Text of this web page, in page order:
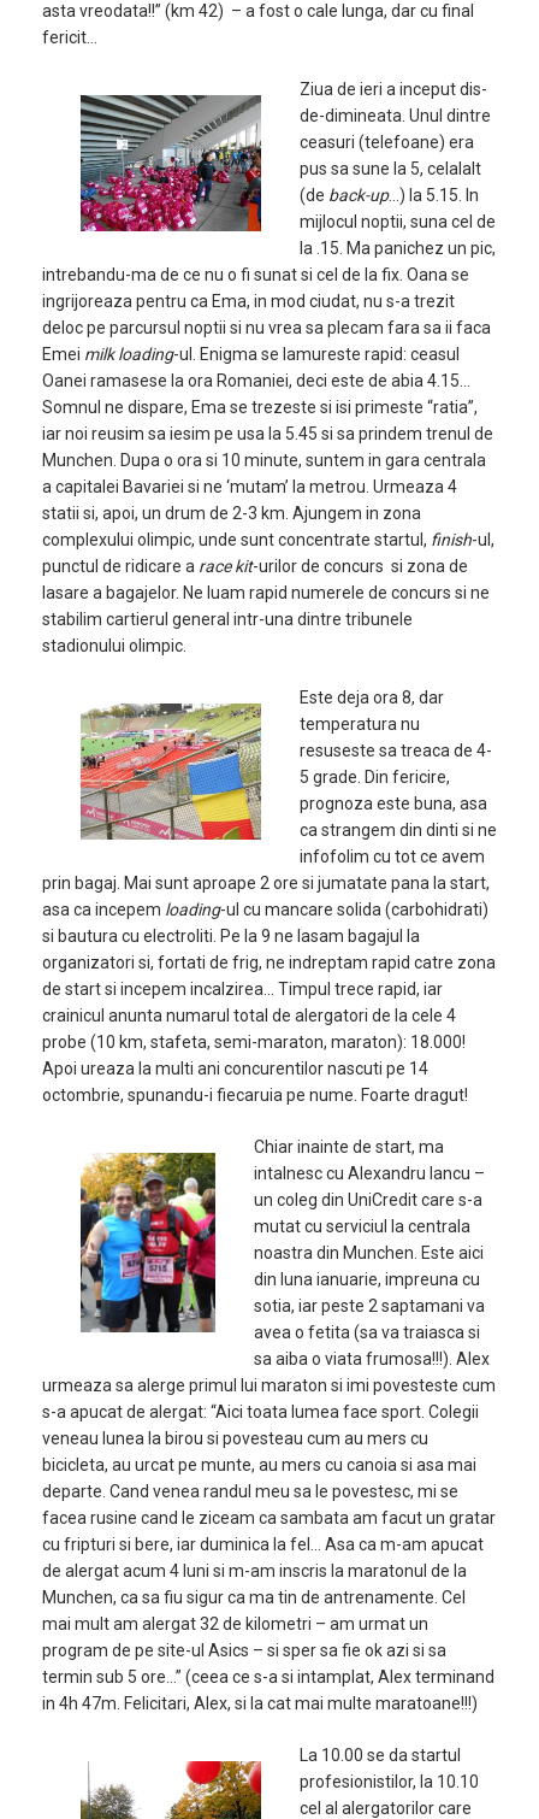
asta vreodata!!” (km 42) – a fost o cale lunga, dar cu final
fericit…
Ziua de ieri a inceput dis-
de-dimineata. Unul dintre
ceasuri (telefoane) era
pus sa sune la 5, celalalt
(de back-up…) la 5.15. In
mijlocul noptii, suna cel de
la .15. Ma panichez un pic,
intrebandu-ma de ce nu o fi sunat si cel de la fix. Oana se
ingrijoreaza pentru ca Ema, in mod ciudat, nu s-a trezit
deloc pe parcursul noptii si nu vrea sa plecam fara sa ii faca
Emei milk loading-ul. Enigma se lamureste rapid: ceasul
Oanei ramasese la ora Romaniei, deci este de abia 4.15…
Somnul ne dispare, Ema se trezeste si isi primeste “ratia”,
iar noi reusim sa iesim pe usa la 5.45 si sa prindem trenul de
Munchen. Dupa o ora si 10 minute, suntem in gara centrala
a capitalei Bavariei si ne ‘mutam’ la metrou. Urmeaza 4
statii si, apoi, un drum de 2-3 km. Ajungem in zona
complexului olimpic, unde sunt concentrate startul, finish-ul,
punctul de ridicare a race kit-urilor de concurs si zona de
lasare a bagajelor. Ne luam rapid numerele de concurs si ne
stabilim cartierul general intr-una dintre tribunele
stadionului olimpic.
Este deja ora 8, dar
temperatura nu
resuseste sa treaca de 4-
5 grade. Din fericire,
prognoza este buna, asa
ca strangem din dinti si ne
infofolim cu tot ce avem
prin bagaj. Mai sunt aproape 2 ore si jumatate pana la start,
asa ca incepem loading-ul cu mancare solida (carbohidrati)
si bautura cu electroliti. Pe la 9 ne lasam bagajul la
organizatori si, fortati de frig, ne indreptam rapid catre zona
de start si incepem incalzirea… Timpul trece rapid, iar
crainicul anunta numarul total de alergatori de la cele 4
probe (10 km, stafeta, semi-maraton, maraton): 18.000!
Apoi ureaza la multi ani concurentilor nascuti pe 14
octombrie, spunandu-i fiecaruia pe nume. Foarte dragut!
Chiar inainte de start, ma
intalnesc cu Alexandru Iancu –
un coleg din UniCredit care s-a
mutat cu serviciul la centrala
noastra din Munchen. Este aici
din luna ianuarie, impreuna cu
sotia, iar peste 2 saptamani va
avea o fetita (sa va traiasca si
sa aiba o viata frumosa!!!). Alex
urmeaza sa alerge primul lui maraton si imi povesteste cum
s-a apucat de alergat: “Aici toata lumea face sport. Colegii
veneau lunea la birou si povesteau cum au mers cu
bicicleta, au urcat pe munte, au mers cu canoia si asa mai
departe. Cand venea randul meu sa le povestesc, mi se
facea rusine cand le ziceam ca sambata am facut un gratar
cu fripturi si bere, iar duminica la fel… Asa ca m-am apucat
de alergat acum 4 luni si m-am inscris la maratonul de la
Munchen, ca sa fiu sigur ca ma tin de antrenamente. Cel
mai mult am alergat 32 de kilometri – am urmat un
program de pe site-ul Asics – si sper sa fie ok azi si sa
termin sub 5 ore…” (ceea ce s-a si intamplat, Alex terminand
in 4h 47m. Felicitari, Alex, si la cat mai multe maratoane!!!)
La 10.00 se da startul
profesionistilor, la 10.10
cel al alergatorilor care